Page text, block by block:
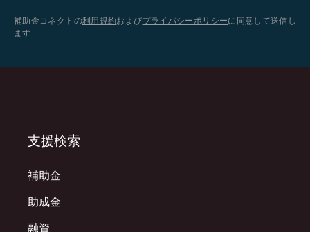
補助金コネクトの利用規約およびプライバシーポリシーに同意して送信し
ます
支援検索
補助金
助成金
融資